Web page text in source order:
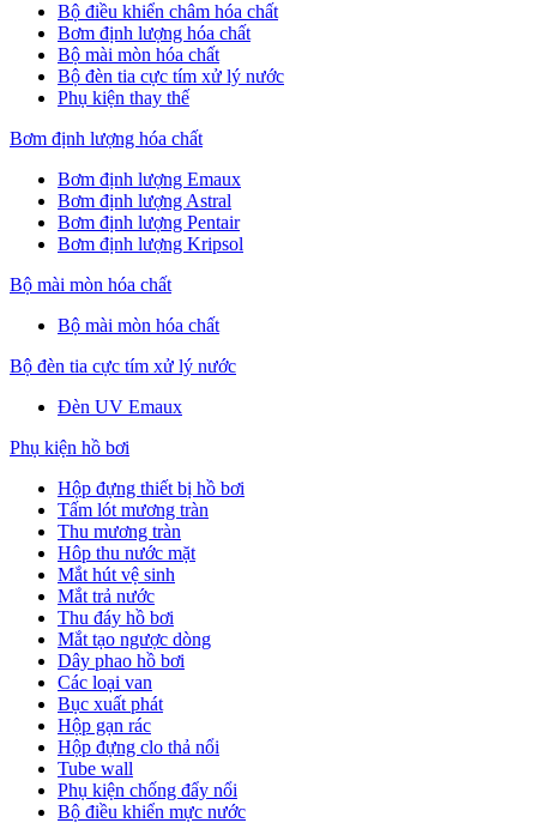
Bộ điều khiển châm hóa chất
Bơm định lượng hóa chất
Bộ mài mòn hóa chất
Bộ đèn tia cực tím xử lý nước
Phụ kiện thay thế
Bơm định lượng hóa chất
Bơm định lượng Emaux
Bơm định lượng Astral
Bơm định lượng Pentair
Bơm định lượng Kripsol
Bộ mài mòn hóa chất
Bộ mài mòn hóa chất
Bộ đèn tia cực tím xử lý nước
Đèn UV Emaux
Phụ kiện hồ bơi
Hộp đựng thiết bị hồ bơi
Tấm lót mương tràn
Thu mương tràn
Hôp thu nước mặt
Mắt hút vệ sinh
Mắt trả nước
Thu đáy hồ bơi
Mắt tạo ngược dòng
Dây phao hồ bơi
Các loại van
Bục xuất phát
Hộp gạn rác
Hộp đựng clo thả nổi
Tube wall
Phụ kiện chống đẩy nổi
Bộ điều khiển mực nước